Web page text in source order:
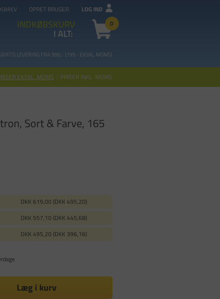
OPRET BRUGER LOG IND
INDKØBSKURV 0
I ALT:
LEVERING FRA 999,- (799,- EKSKL. MOMS)
EKSKL. MOMS | PRISER INKL. MOMS
Sort & Farve, 165
DKK 619,00 (DKK 495,20)
DKK 557,10 (DKK 445,68)
DKK 495,20 (DKK 396,16)
Læg i kurv